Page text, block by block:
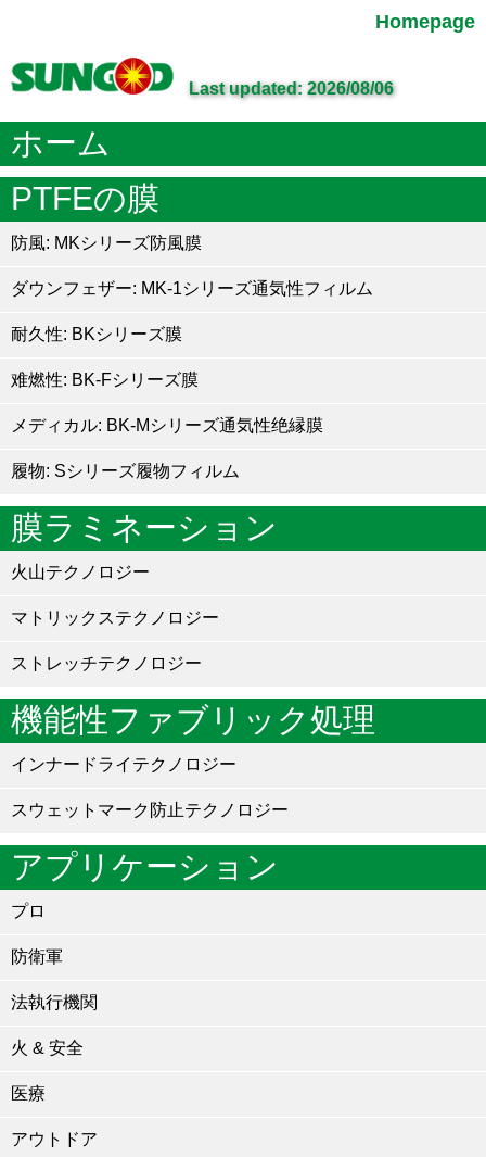
Homepage
Last updated: 2026/08/06
ホーム
PTFEの膜
防風: MKシリーズ防風膜
ダウンフェザー: MK-1シリーズ通気性フィルム
耐久性: BKシリーズ膜
难燃性: BK-Fシリーズ膜
メディカル: BK-Mシリーズ通気性绝縁膜
履物: Sシリーズ履物フィルム
膜ラミネーション
火山テクノロジー
マトリックステクノロジー
ストレッチテクノロジー
機能性ファブリック処理
インナードライテクノロジー
スウェットマーク防止テクノロジー
アプリケーション
プロ
防衛軍
法執行機関
火 & 安全
医療
アウトドア